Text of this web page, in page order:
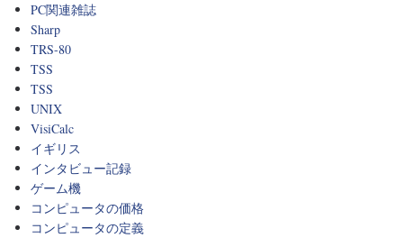
PC関連雑誌
Sharp
TRS-80
TSS
TSS
UNIX
VisiCalc
イギリス
インタビュー記録
ゲーム機
コンピュータの価格
コンピュータの定義